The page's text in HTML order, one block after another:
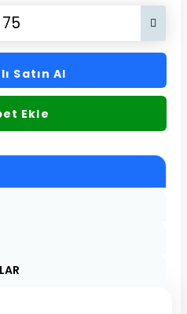
Satın Al
Ekle